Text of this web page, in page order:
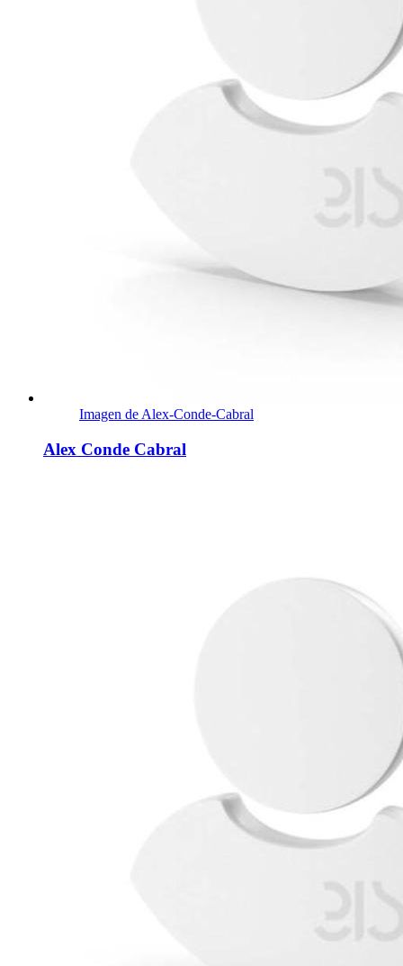
Imagen de Alex-Conde-Cabral
Alex Conde Cabral